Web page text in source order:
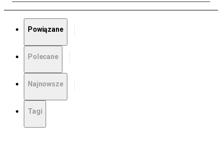
Powiązane
Polecane
Najnowsze
Tagi